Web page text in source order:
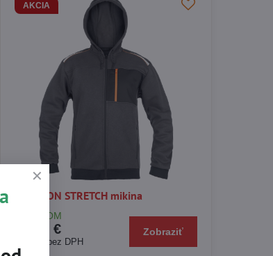
AKCIA
EMERTON STRETCH mikina
SKLADOM
39,39 €
bez DPH
Zobraziť